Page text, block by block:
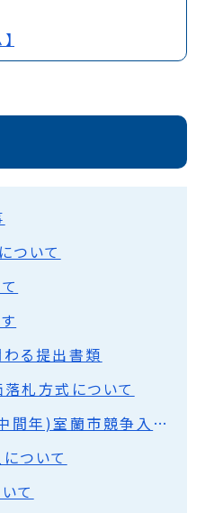
ついて
る提出書類
札方式について
2023～2026年度(中間年)室蘭市競争入札参加資格者名簿
ついて
て